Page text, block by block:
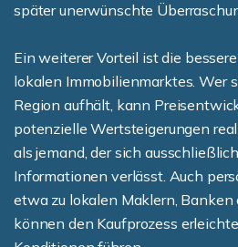
später unerwünschte
Ein weiterer Vorteil ist die
lokalen Immobilienmarktes. Wer
Region aufhält, kann
potenzielle Wertsteigerungen
als jemand, der sich
Informationen verlässt. Auch
etwa zu lokalen Maklern, Banken
können den Kaufprozess